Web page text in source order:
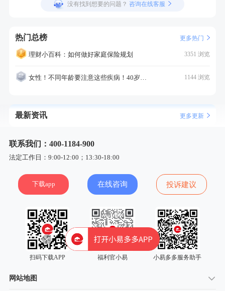
没有找到想要的问题？ 咨询在线客服
热门总榜 更多热门
理财小百科：如何做好家庭保险规划 3351 浏览
女性！不同年龄要注意这些疾病！40岁的这个疾病最需要注意！ 1144 浏览
最新资讯 更多更新
联系我们：400-1184-900
法定工作日：9:00-12:00；13:30-18:00
下载app 在线咨询 投诉建议
扫码下载APP 福利官小易 小易多多服务助手
网站地图